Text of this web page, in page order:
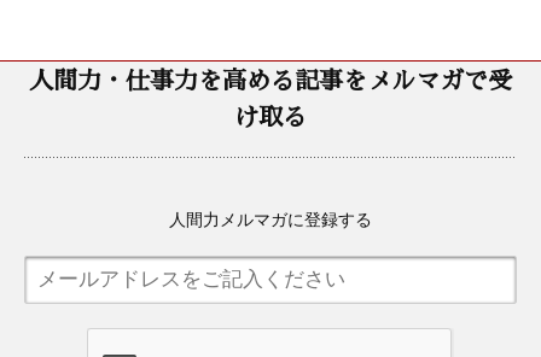
人間力・仕事力を高める記事をメルマガで受
け取る
人間力メルマガに登録する